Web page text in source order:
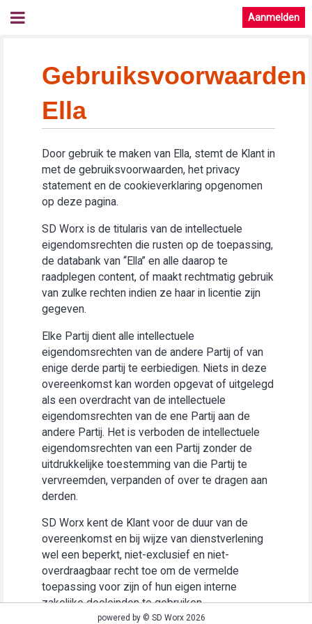
Aanmelden
Gebruiksvoorwaarden
Ella
Door gebruik te maken van Ella, stemt de Klant in
met de gebruiksvoorwaarden, het privacy
statement en de cookieverklaring opgenomen
op deze pagina.
SD Worx is de titularis van de intellectuele
eigendomsrechten die rusten op de toepassing,
de databank van “Ella” en alle daarop te
raadplegen content, of maakt rechtmatig gebruik
van zulke rechten indien ze haar in licentie zijn
gegeven.
Elke Partij dient alle intellectuele
eigendomsrechten van de andere Partij of van
enige derde partij te eerbiedigen. Niets in deze
overeenkomst kan worden opgevat of uitgelegd
als een overdracht van de intellectuele
eigendomsrechten van de ene Partij aan de
andere Partij. Het is verboden de intellectuele
eigendomsrechten van een Partij zonder de
uitdrukkelijke toestemming van die Partij te
vervreemden, verpanden of over te dragen aan
derden.
SD Worx kent de Klant voor de duur van de
overeenkomst en bij wijze van dienstverlening
wel een beperkt, niet-exclusief en niet-
overdraagbaar recht toe om de vermelde
toepassing voor zijn of hun eigen interne
zakelijke doeleinden te gebruiken
(“Gebruiksrecht”).powered by © SD Worx 2026